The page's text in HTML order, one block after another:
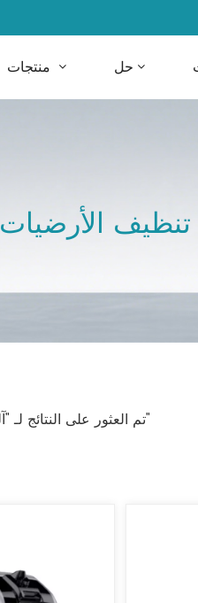
حل
تنظيف الأرضيات
12 تم العثور على النتائج لـ "آلة تنظيف الأرضيات"